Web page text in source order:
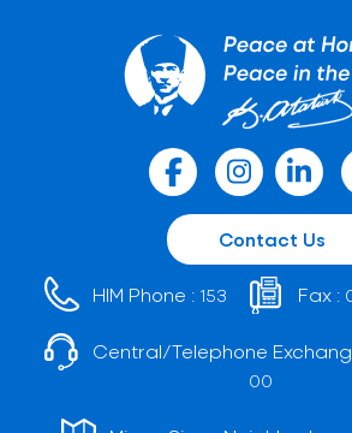
Contact Us
HIM Phone : 153 Fax :
Central/Telephone
00